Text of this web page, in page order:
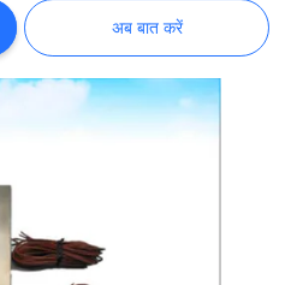
अब बात करें